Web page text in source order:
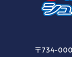
〒734-